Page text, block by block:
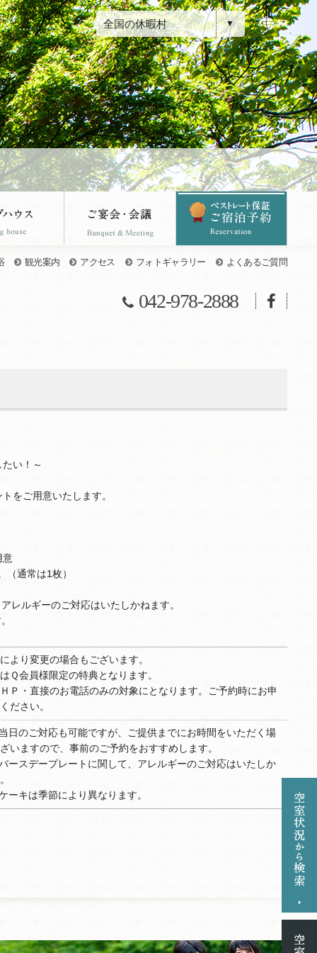
全国の休暇村 JP
観光案内 アクセス フォトギャラリー よくあるご質問
042-978-2888
い！～
をご用意いたします。
意
通常は1枚）
ルギーのご対応はいたしかねます。
より変更の場合もございます。
Ｑ会員様限定の特典となります。
Ｐ・直接のお電話のみの対象にとなります。ご予約時にお申
ださい。
のご対応も可能ですが、ご提供までにお時間をいただく場
いますので、事前のご予約をおすすめします。
スデープレートに関して、アレルギーのご対応はいたしか
キは季節により異なります。